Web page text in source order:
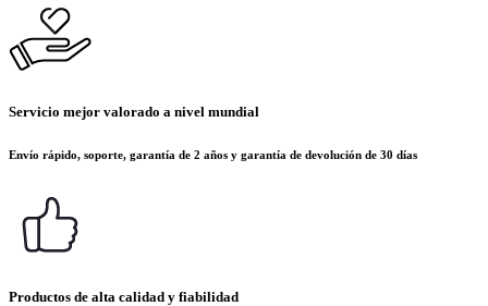
Servicio mejor valorado a nivel mundial
Envío rápido, soporte, garantía de 2 años y garantía de devolución de 30 días
Productos de alta calidad y fiabilidad